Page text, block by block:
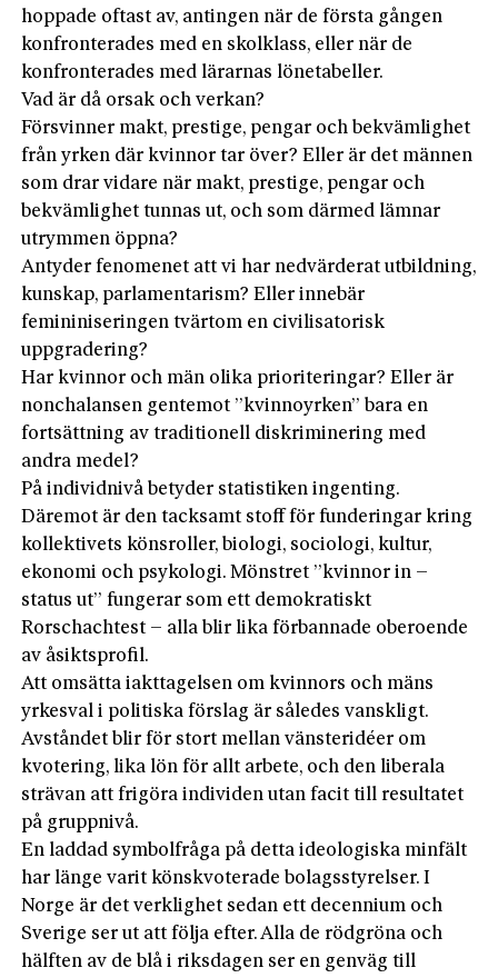
hoppade oftast av, antingen när de första gången
konfronterades med en skolklass, eller när de
konfronterades med lärarnas lönetabeller.
Vad är då orsak och verkan?
Försvinner makt, prestige, pengar och bekvämlighet
från yrken där kvinnor tar över? Eller är det männen
som drar vidare när makt, prestige, pengar och
bekvämlighet tunnas ut, och som därmed lämnar
utrymmen öppna?
Antyder fenomenet att vi har nedvärderat utbildning,
kunskap, parlamentarism? Eller innebär
femininiseringen tvärtom en civilisatorisk
uppgradering?
Har kvinnor och män olika prioriteringar? Eller är
nonchalansen gentemot ”kvinnoyrken” bara en
fortsättning av traditionell diskriminering med
andra medel?
På individnivå betyder statistiken ingenting.
Däremot är den tacksamt stoff för funderingar kring
kollektivets könsroller, biologi, sociologi, kultur,
ekonomi och psykologi. Mönstret ”kvinnor in –
status ut” fungerar som ett demokratiskt
Rorschachtest – alla blir lika förbannade oberoende
av åsiktsprofil.
Att omsätta iakttagelsen om kvinnors och mäns
yrkesval i politiska förslag är således vanskligt.
Avståndet blir för stort mellan vänsteridéer om
kvotering, lika lön för allt arbete, och den liberala
strävan att frigöra individen utan facit till resultatet
på gruppnivå.
En laddad symbolfråga på detta ideologiska minfält
har länge varit könskvoterade bolagsstyrelser. I
Norge är det verklighet sedan ett decennium och
Sverige ser ut att följa efter. Alla de rödgröna och
hälften av de blå i riksdagen ser en genväg till